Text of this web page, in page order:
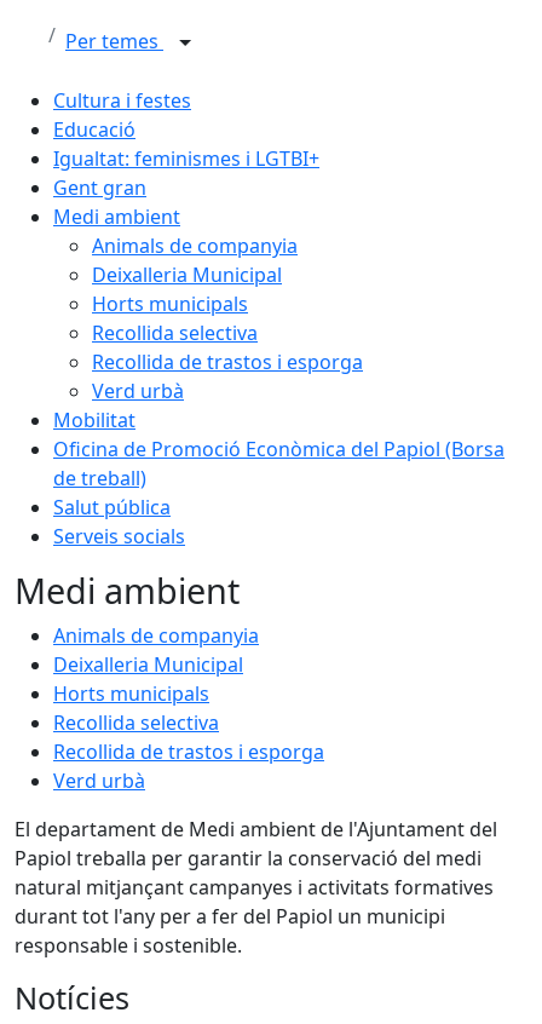
Per temes
Cultura i festes
Educació
Igualtat: feminismes i LGTBI+
Gent gran
Medi ambient
Animals de companyia
Deixalleria Municipal
Horts municipals
Recollida selectiva
Recollida de trastos i esporga
Verd urbà
Mobilitat
Oficina de Promoció Econòmica del Papiol (Borsa
de treball)
Salut pública
Serveis socials
Medi ambient
Animals de companyia
Deixalleria Municipal
Horts municipals
Recollida selectiva
Recollida de trastos i esporga
Verd urbà
El departament de Medi ambient de l'Ajuntament del
Papiol treballa per garantir la conservació del medi
natural mitjançant campanyes i activitats formatives
durant tot l'any per a fer del Papiol un municipi
responsable i sostenible.
Notícies